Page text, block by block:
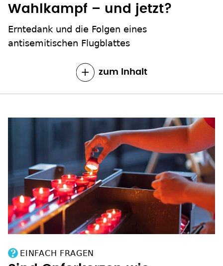
Wahlkampf – und jetzt?
Erntedank und die Folgen eines
antisemitischen Flugblattes
zum Inhalt
EINFACH FRAGEN